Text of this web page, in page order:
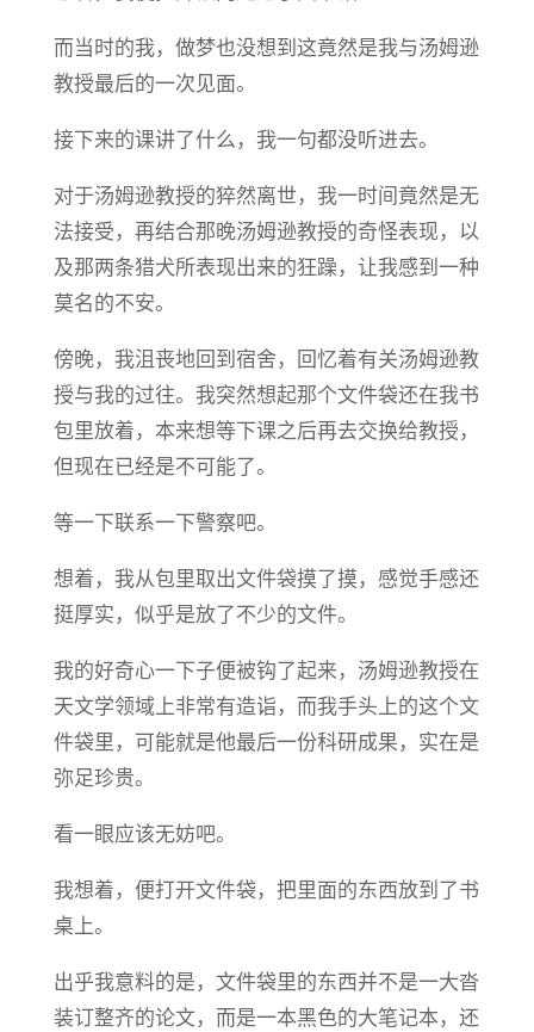
而当时的我，做梦也没想到这竟然是我与汤姆逊
教授最后的一次见面。
接下来的课讲了什么，我一句都没听进去。
对于汤姆逊教授的猝然离世，我一时间竟然是无
法接受，再结合那晚汤姆逊教授的奇怪表现，以
及那两条猎犬所表现出来的狂躁，让我感到一种
莫名的不安。
傍晚，我沮丧地回到宿舍，回忆着有关汤姆逊教
授与我的过往。我突然想起那个文件袋还在我书
包里放着，本来想等下课之后再去交换给教授，
但现在已经是不可能了。
等一下联系一下警察吧。
想着，我从包里取出文件袋摸了摸，感觉手感还
挺厚实，似乎是放了不少的文件。
我的好奇心一下子便被钩了起来，汤姆逊教授在
天文学领域上非常有造诣，而我手头上的这个文
件袋里，可能就是他最后一份科研成果，实在是
弥足珍贵。
看一眼应该无妨吧。
我想着，便打开文件袋，把里面的东西放到了书
桌上。
出乎我意料的是，文件袋里的东西并不是一大沓
装订整齐的论文，而是一本黑色的大笔记本，还